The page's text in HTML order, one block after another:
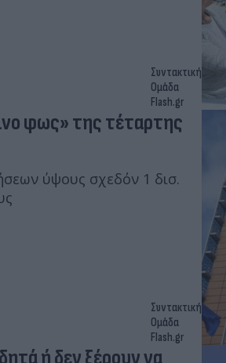
Συντακτική
Ομάδα
Flash.gr
φως» της τέταρτης
ύψους σχεδόν 1 δισ.
Συντακτική
Ομάδα
Flash.gr